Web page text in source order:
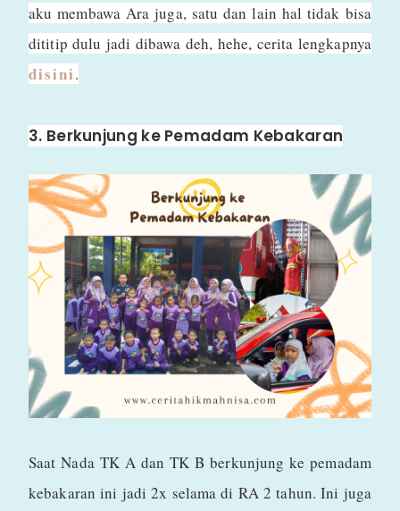
aku membawa Ara juga, satu dan lain hal tidak bisa
dititip dulu jadi dibawa deh, hehe, cerita lengkapnya
disini.
3. Berkunjung ke Pemadam Kebakaran
Saat Nada TK A dan TK B berkunjung ke pemadam
kebakaran ini jadi 2x selama di RA 2 tahun. Ini juga